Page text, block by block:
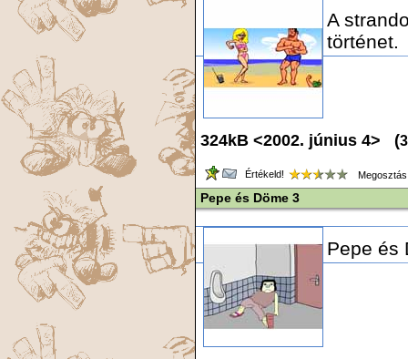
A
történet.
324kB <2002. június 4> (
Értékeld!
Pepe és Döme 3
Pepe és